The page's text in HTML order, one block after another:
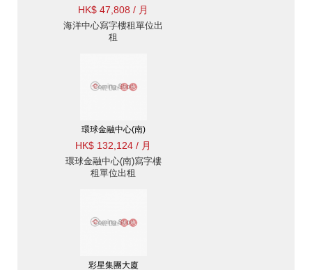
HK$ 47,808 / 月
海洋中心寫字樓租單位出
租
環球金融中心(南)
HK$ 132,124 / 月
環球金融中心(南)寫字樓
租單位出租
彩星集團大廈